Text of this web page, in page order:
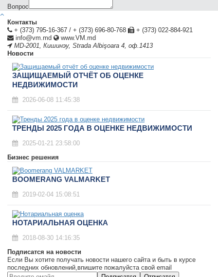
Вопрос
Контакты
+ (373) 795-16-367 / + (373) 696-80-768
+ (373) 022-884-921
info@vm.md
www.VM.md
MD-2001 Кишинэу, Strada Albişoara 4, оф.1413
Новости
ЗАЩИЩАЕМЫЙ ОТЧЁТ ОБ ОЦЕНКЕ
НЕДВИЖИМОСТИ
2026-06-08 11:45:38
ТРЕНДЫ 2025 ГОДА В ОЦЕНКЕ НЕДВИЖИМОСТИ
2025-01-21 23:58:00
Бизнес решения
BOOMERANG VALMARKET
2019-02-04 15:08:51
НОТАРИАЛЬНАЯ ОЦЕНКА
2018-08-30 14:16:35
Подписатся на новости
Если Вы хотите получать новости нашего сайта и быть в курсе
последних обновлений,впишите пожалуйста свой email